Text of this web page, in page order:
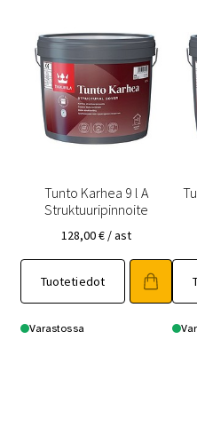
Tunto Karhea 9 l A
Struktuuripinnoite
128,00€ / ast
Tuotetiedot
Varastossa